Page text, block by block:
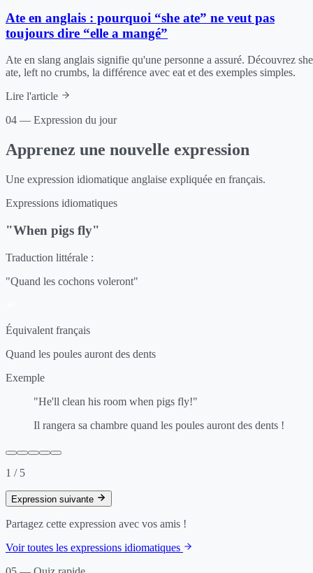
Ate en anglais : pourquoi “she ate” ne veut pas
toujours dire “elle a mangé”
Ate en slang anglais signifie qu'une personne a assuré. Découvrez she
ate, left no crumbs, la différence avec eat et des exemples simples.
Lire l'article
04 — Expression du jour
Apprenez une nouvelle expression
Une expression idiomatique anglaise expliquée en français.
Expressions idiomatiques
"When pigs fly"
Traduction littérale :
"Quand les cochons voleront"
Équivalent français
Quand les poules auront des dents
Exemple
"He'll clean his room when pigs fly!"
Il rangera sa chambre quand les poules auront des dents !
1 / 5
Expression suivante
Partagez cette expression avec vos amis !
Voir toutes les expressions idiomatiques